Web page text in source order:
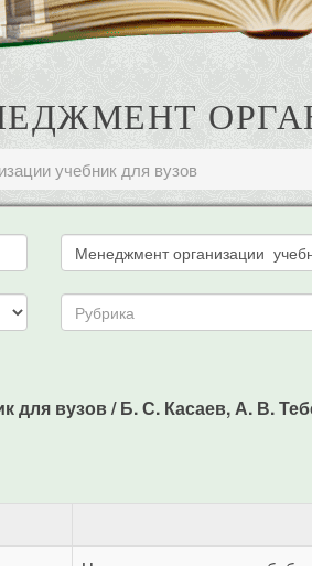
учебник для вузов
для вузов / Б. С. Касаев, А. В.